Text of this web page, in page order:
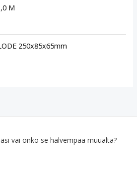
M
250x85x65mm
vai onko se halvempaa muualta?